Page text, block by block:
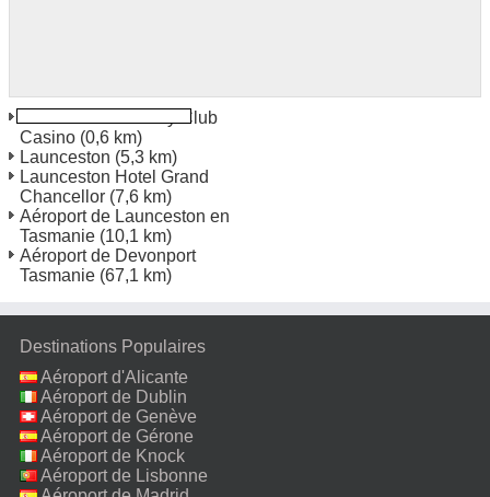
Launceston Country Club
Casino (0,6 km)
Launceston (5,3 km)
Launceston Hotel Grand
Chancellor (7,6 km)
Aéroport de Launceston en
Tasmanie (10,1 km)
Aéroport de Devonport
Tasmanie (67,1 km)
Destinations Populaires
Aéroport d'Alicante
Aéroport de Dublin
Aéroport de Genève
Aéroport de Gérone
Aéroport de Knock
Aéroport de Lisbonne